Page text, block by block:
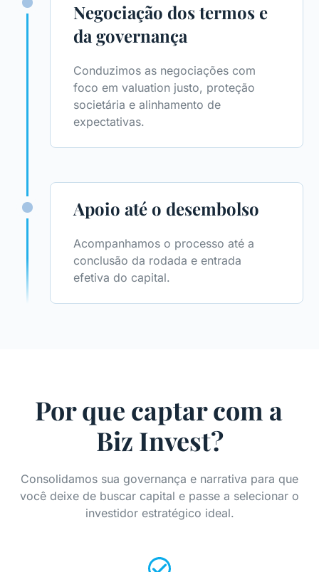
Negociação dos termos e
da governança
Conduzimos as negociações com
foco em valuation justo, proteção
societária e alinhamento de
expectativas.
Apoio até o desembolso
Acompanhamos o processo até a
conclusão da rodada e entrada
efetiva do capital.
Por que captar com a
Biz Invest?
Consolidamos sua governança e narrativa para que
você deixe de buscar capital e passe a selecionar o
investidor estratégico ideal.